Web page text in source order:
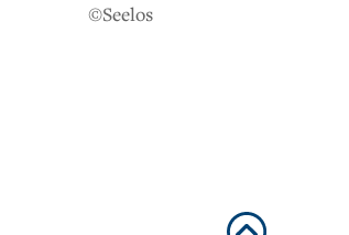
©Seelos